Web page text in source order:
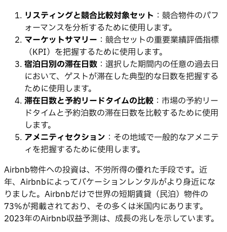
リスティングと競合比較対象セット ：競合物件のパフ
ォーマンスを分析するために使用します。
マーケットサマリー ：競合セットの重要業績評価指標
（KPI）を把握するために使用します。
宿泊日別の滞在日数 ：選択した期間内の任意の過去日
において、ゲストが滞在した典型的な日数を把握する
ために使用します。
滞在日数と予約リードタイムの比較 ：市場の予約リー
ドタイムと予約泊数の滞在日数を比較するために使用
します。
アメニティセクション ：その地域で一般的なアメニテ
ィを把握するために使用します。
Airbnb物件への投資は、不労所得の優れた手段です。近
年、Airbnbによってバケーションレンタルがより身近にな
りました。Airbnbだけで世界の短期賃貸（民泊）物件の
73%が掲載されており、その多くは米国内にあります。
2023年のAirbnb収益予測は、成長の兆しを示しています。